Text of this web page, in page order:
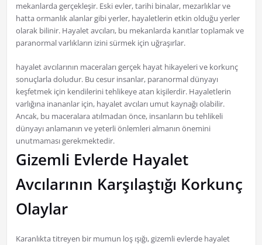
mekanlarda gerçekleşir. Eski evler, tarihi binalar, mezarlıklar ve
hatta ormanlık alanlar gibi yerler, hayaletlerin etkin olduğu yerler
olarak bilinir. Hayalet avcıları, bu mekanlarda kanıtlar toplamak ve
paranormal varlıkların izini sürmek için uğraşırlar.
hayalet avcılarının maceraları gerçek hayat hikayeleri ve korkunç
sonuçlarla doludur. Bu cesur insanlar, paranormal dünyayı
keşfetmek için kendilerini tehlikeye atan kişilerdir. Hayaletlerin
varlığına inananlar için, hayalet avcıları umut kaynağı olabilir.
Ancak, bu maceralara atılmadan önce, insanların bu tehlikeli
dünyayı anlamanın ve yeterli önlemleri almanın önemini
unutmaması gerekmektedir.
Gizemli Evlerde Hayalet
Avcılarının Karşılaştığı Korkunç
Olaylar
Karanlıkta titreyen bir mumun loş ışığı, gizemli evlerde hayalet